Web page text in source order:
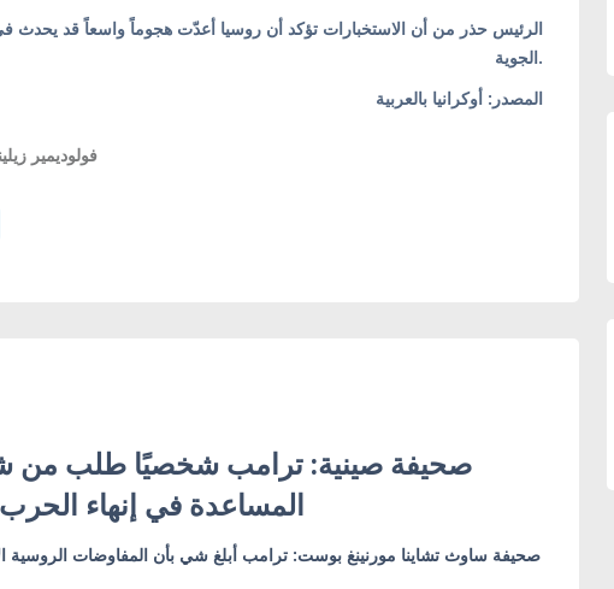
الرئيس حذر من أن الاستخبارات تؤكد أن روسيا أعدّت هجوماً واسعاً قد يحدث في
الجوية.
المصدر: أوكرانيا بالعربية
#فولوديمير
صحيفة صينية: ترامب شخصيًا طلب من
المساعدة في إنهاء الحرب
صحيفة ساوث تشاينا مورنينغ بوست: ترامب أبلغ شي بأن المفاوضات الروسية